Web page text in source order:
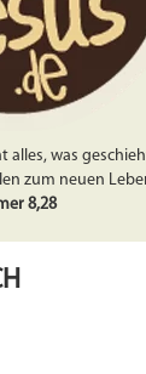
was
zum neuen
8,28